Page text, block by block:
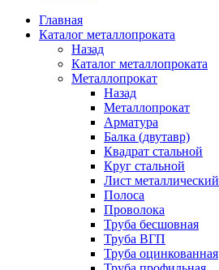
Главная
Каталог металлопроката
Назад
Каталог металлопроката
Металлопрокат
Назад
Металлопрокат
Арматура
Балка (двутавр)
Квадрат стальной
Круг стальной
Лист металлический
Полоса
Проволока
Труба бесшовная
Труба ВГП
Труба оцинкованная